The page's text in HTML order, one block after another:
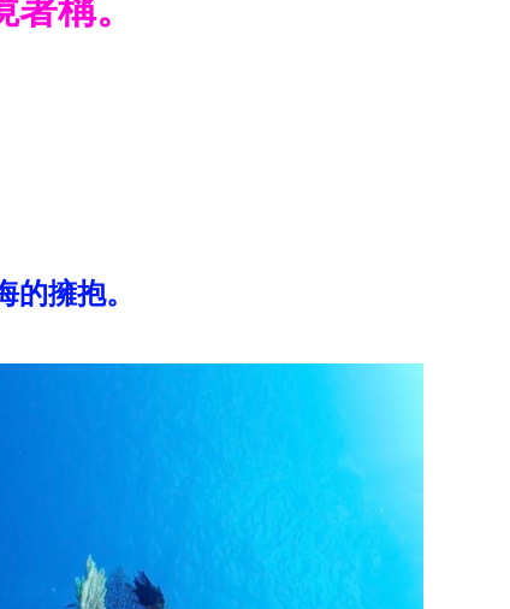
稱。
擁抱。